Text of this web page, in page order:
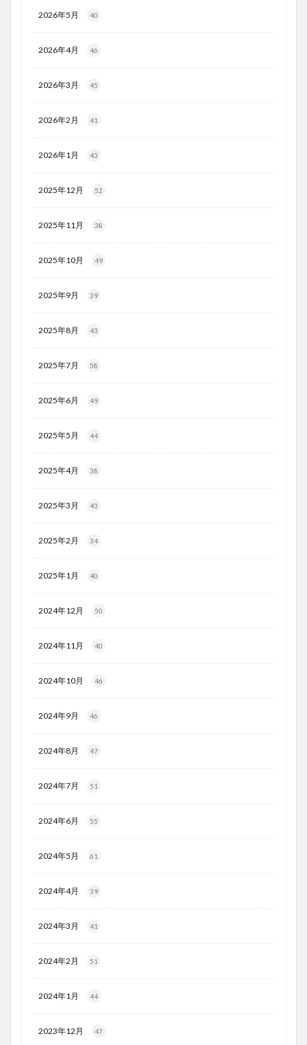
2026年5月 40
2026年4月 46
2026年3月 45
2026年2月 41
2026年1月 43
2025年12月 52
2025年11月 38
2025年10月 49
2025年9月 39
2025年8月 43
2025年7月 58
2025年6月 49
2025年5月 44
2025年4月 38
2025年3月 43
2025年2月 34
2025年1月 40
2024年12月 50
2024年11月 40
2024年10月 46
2024年9月 46
2024年8月 47
2024年7月 51
2024年6月 55
2024年5月 61
2024年4月 39
2024年3月 41
2024年2月 51
2024年1月 44
2023年12月 47